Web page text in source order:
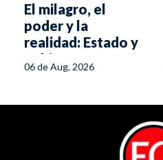
El milagro, el
poder y la
realidad: Estado y
gobierno ante un
experimento
06 de Aug, 2026